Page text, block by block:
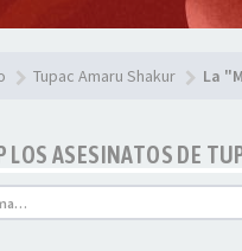
Tupac Amaru Shakur La
LOS ASESINATOS DE